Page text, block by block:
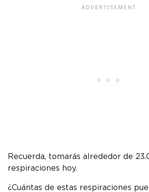
Recuerda, tomarás alrededor de
respiraciones hoy.
¿Cuántas de estas respiraciones